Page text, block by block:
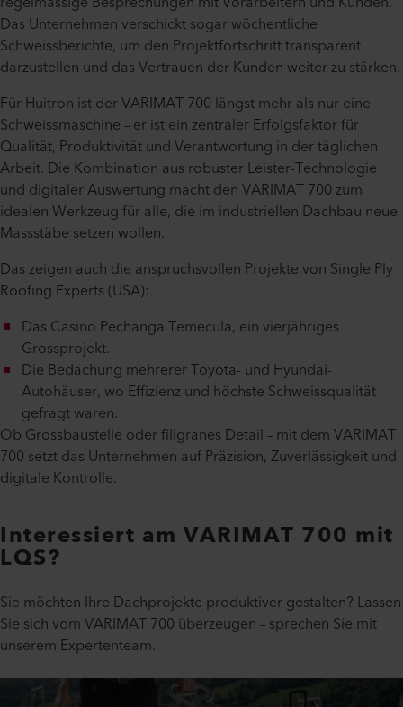
Das Unternehmen verschickt sogar wöchentliche
Schweissberichte, um den Projektfortschritt transparent
darzustellen und das Vertrauen der Kunden weiter zu stärken.
Für Huitron ist der VARIMAT 700 längst mehr als nur eine
Schweissmaschine – er ist ein zentraler Erfolgsfaktor für
Qualität, Produktivität und Verantwortung in der täglichen
Arbeit. Die Kombination aus robuster Leister-Technologie
und digitaler Auswertung macht den VARIMAT 700 zum
idealen Werkzeug für alle, die im industriellen Dachbau neue
Massstäbe setzen wollen.
Das zeigen auch die anspruchsvollen Projekte von Single Ply
Roofing Experts (USA):
Das Casino Pechanga Temecula, ein vierjähriges
Grossprojekt.
Die Bedachung mehrerer Toyota- und Hyundai-
Autohäuser, wo Effizienz und höchste Schweissqualität
gefragt waren.
Ob Grossbaustelle oder filigranes Detail – mit dem VARIMAT
700 setzt das Unternehmen auf Präzision, Zuverlässigkeit und
digitale Kontrolle.
Interessiert am VARIMAT 700 mit
LQS?
Sie möchten Ihre Dachprojekte produktiver gestalten? Lassen
Sie sich vom VARIMAT 700 überzeugen – sprechen Sie mit
unserem Expertenteam.